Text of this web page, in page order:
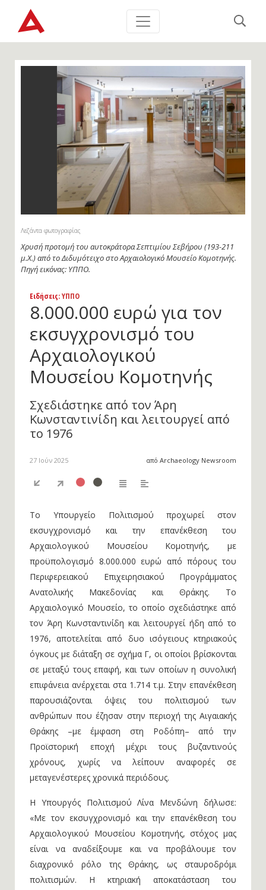
Λεζάντα φωτογραφίας
Άποψη των εκθεσιακών χώρων και των συλλογών του
Αρχαιολογικού Μουσείου Κομοτηνής. Πηγή εικόνας: ΥΠΠΟ.
8.000.000 ευρώ για τον
εκσυγχρονισμό του
Αρχαιολογικού
Μουσείου Κομοτηνής
Κωνσταντινίδη και λειτουργεί από
το 1976
εκσυγχρονισμό και την επανέκθεση του
Αρχαιολογικού Μουσείου Κομοτηνής, με
προϋπολογισμό 8.000.000 ευρώ από πόρους του
Περιφερειακού Επιχειρησιακού Προγράμματος
Ανατολικής Μακεδονίας και Θράκης. Το
Αρχαιολογικό Μουσείο, το οποίο σχεδιάστηκε από
τον Άρη Κωνσταντινίδη και λειτουργεί ήδη από το
1976, αποτελείται από δυο ισόγειους κτηριακούς
όγκους με διάταξη σε σχήμα Γ, οι οποίοι βρίσκονται
σε μεταξύ τους επαφή, και των οποίων η συνολική
επιφάνεια ανέρχεται στα 1.714 τ.μ. Στην επανέκθεση
παρουσιάζονται όψεις του πολιτισμού των
ανθρώπων που έζησαν στην περιοχή της Αιγαιακής
Θράκης –με έμφαση στη Ροδόπη– από την
Προϊστορική εποχή μέχρι τους βυζαντινούς
χρόνους, χωρίς να λείπουν αναφορές σε
μεταγενέστερες χρονικά περιόδους.
«Με τον εκσυγχρονισμό και την επανέκθεση του
Αρχαιολογικού Μουσείου Κομοτηνής, στόχος μας
είναι να αναδείξουμε και να προβάλουμε τον
διαχρονικό ρόλο της Θράκης, ως σταυροδρόμι
πολιτισμών. Η κτηριακή αποκατάσταση του
Μουσείου γίνεται με απόλυτο σεβασμό στις